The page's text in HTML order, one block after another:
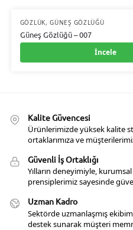
GÖZLÜK,GÜNEŞ GÖZLÜĞÜ
Güneş Gözlüğü – 007
İncele
Kalite Güvencesi
Ürünlerimizde yüksek kalite
ortaklarımıza ve
Güvenli İş Ortaklığı
Yılların deneyimiyle,
prensiplerimiz sayesinde
Uzman Kadro
Sektörde uzmanlaşmış
destek sunarak müşteri